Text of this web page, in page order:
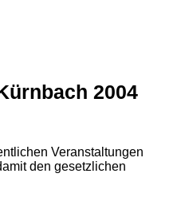
2004
Veranstaltungen
den gesetzlichen